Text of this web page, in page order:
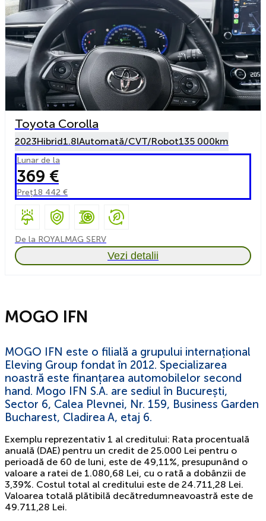
Toyota Corolla
2023Hibrid1.8lAutomată/CVT/Robot135 000km
Lunar de la
369 €
Preț18 442 €
De la ROYALMAG SERV
Vezi detalii
MOGO IFN
MOGO IFN este o filială a grupului internațional
Eleving Group fondat în 2012. Specializarea
noastră este finanțarea automobilelor second
hand. Mogo IFN S.A. are sediul în București,
Sector 6, Calea Plevnei, Nr. 159, Business Garden
Bucharest, Cladirea A, etaj 6.
Exemplu reprezentativ 1 al creditului: Rata procentuală
anuală (DAE) pentru un credit de 25.000 Lei pentru o
perioadă de 60 de luni, este de 49,11%, presupunând o
valoare a ratei de 1.080,68 Lei, cu o rată a dobânzii de
3,39%. Costul total al creditului este de 24.711,28 Lei.
Valoarea totală plătibilă decătredumneavoastră este de
49.711,28 Lei.